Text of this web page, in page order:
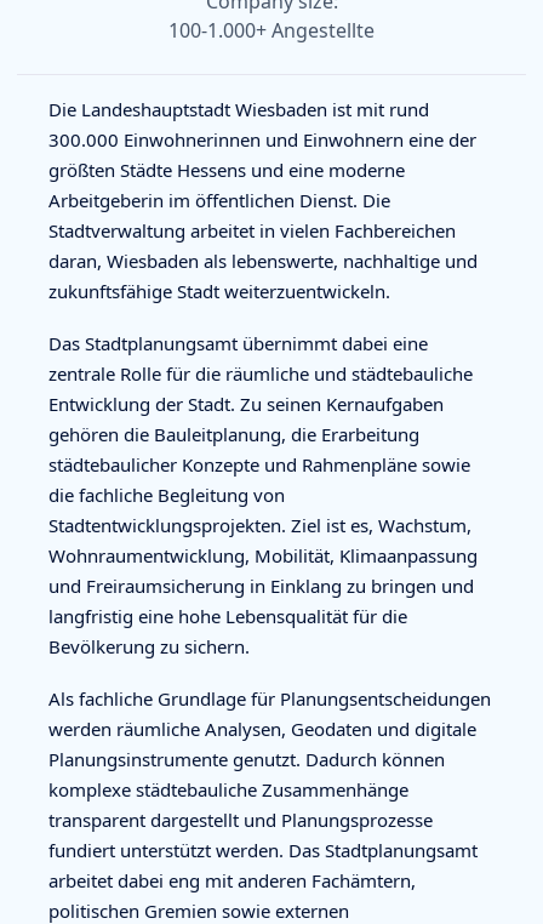
100-1.000+ Angestellte
Die Landeshauptstadt Wiesbaden ist mit rund
300.000 Einwohnerinnen und Einwohnern eine der
größten Städte Hessens und eine moderne
Arbeitgeberin im öffentlichen Dienst. Die
Stadtverwaltung arbeitet in vielen Fachbereichen
daran, Wiesbaden als lebenswerte, nachhaltige und
zukunftsfähige Stadt weiterzuentwickeln.
Das Stadtplanungsamt übernimmt dabei eine
zentrale Rolle für die räumliche und städtebauliche
Entwicklung der Stadt. Zu seinen Kernaufgaben
gehören die Bauleitplanung, die Erarbeitung
städtebaulicher Konzepte und Rahmenpläne sowie
die fachliche Begleitung von
Stadtentwicklungsprojekten. Ziel ist es, Wachstum,
Wohnraumentwicklung, Mobilität, Klimaanpassung
und Freiraumsicherung in Einklang zu bringen und
langfristig eine hohe Lebensqualität für die
Bevölkerung zu sichern.
Als fachliche Grundlage für Planungsentscheidungen
werden räumliche Analysen, Geodaten und digitale
Planungsinstrumente genutzt. Dadurch können
komplexe städtebauliche Zusammenhänge
transparent dargestellt und Planungsprozesse
fundiert unterstützt werden. Das Stadtplanungsamt
arbeitet dabei eng mit anderen Fachämtern,
politischen Gremien sowie externen